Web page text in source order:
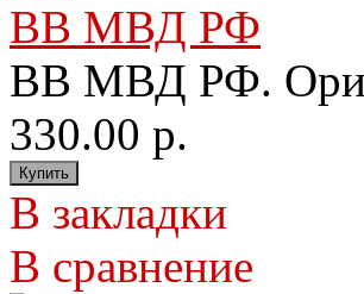
ВВ МВД РФ
ВВ МВД РФ.
330.00 р.
В закладки
В сравнение